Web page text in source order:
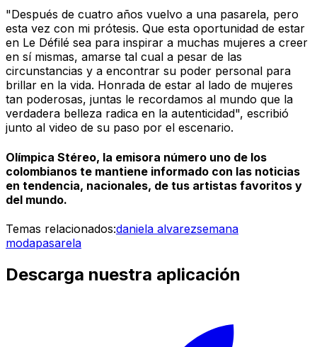
"Después de cuatro años vuelvo a una pasarela, pero
esta vez con mi prótesis. Que esta oportunidad de estar
en Le Défilé sea para inspirar a muchas mujeres a creer
en sí mismas, amarse tal cual a pesar de las
circunstancias y a encontrar su poder personal para
brillar en la vida. Honrada de estar al lado de mujeres
tan poderosas, juntas le recordamos al mundo que la
verdadera belleza radica en la autenticidad", escribió
junto al video de su paso por el escenario.
Olímpica Stéreo, la emisora número uno de los
colombianos te mantiene informado con las noticias
en tendencia, nacionales, de tus artistas favoritos y
del mundo.
Temas relacionados:daniela alvarezsemana
modapasarela
Descarga nuestra aplicación